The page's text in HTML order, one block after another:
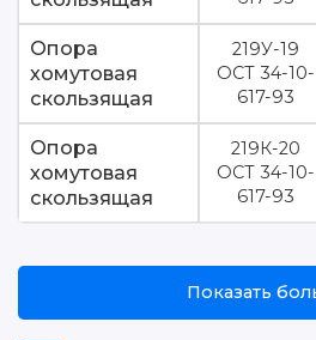
Опора
хомутовая
скользящая
219У-19
ОСТ 34-10-
617-93
Опора
хомутовая
скользящая
219К-20
ОСТ 34-10-
617-93
Показать